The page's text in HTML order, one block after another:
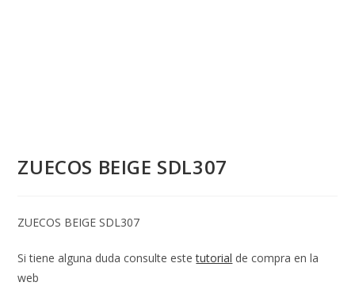
ZUECOS BEIGE SDL307
ZUECOS BEIGE SDL307
Si tiene alguna duda consulte estetutorial de compra en la
web